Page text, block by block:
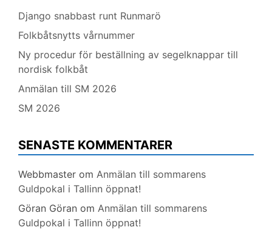
Django snabbast runt Runmarö
Folkbåtsnytts vårnummer
Ny procedur för beställning av segelknappar till
nordisk folkbåt
Anmälan till SM 2026
SM 2026
SENASTE KOMMENTARER
Webbmaster om Anmälan till sommarens
Guldpokal i Tallinn öppnat!
Göran Göran om Anmälan till sommarens
Guldpokal i Tallinn öppnat!